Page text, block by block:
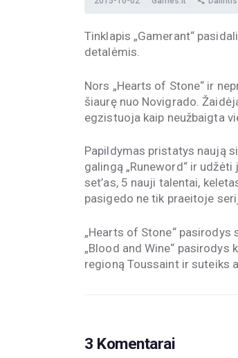
Tinklapis „Gamerant“
detalėmis.
Nors „Hearts of Stone“ ir
šiaurę nuo Novigrado.
egzistuoja kaip neužbaigta
Papildymas pristatys naują
galingą „Runeword“ ir
set’as, 5 nauji talentai,
pasigedo ne tik praeitoje
„Hearts of Stone“
„Blood and Wine“
regioną Toussaint ir suteiks
3 Komentarai